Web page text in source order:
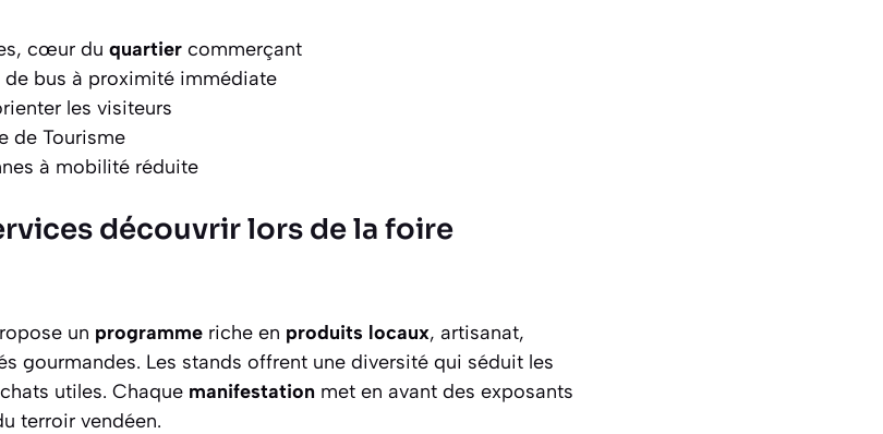
cœur du quartier commerçant
de bus à proximité immédiate
les visiteurs
de Tourisme
à mobilité réduite
découvrir lors de la foire
un programme riche en produits locaux, artisanat,
gourmandes. Les stands offrent une diversité qui séduit les
utiles. Chaque manifestation met en avant des exposants
terroir vendéen.